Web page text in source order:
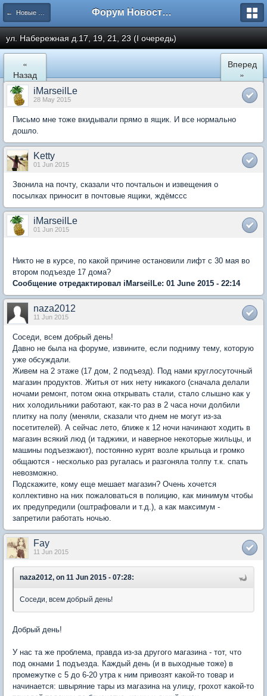
← Новые Водники Форум Новостройки
ул. Набережная д.17, 19, 21, 23 (I очередь)
«
Назад
Вперед
»
iMarseilLe
28 May 2015
Письмо мне тоже вкидывали прямо в ящик. И все нормально
дошло.
Ketty
01 Jun 2015
Звонила на почту, сказали что почтальон и извещения о
посылках приносит в почтовые ящики, ждёмссс
iMarseilLe
01 Jun 2015
Никто не в курсе, по какой причине остановили лифт с 30 мая во
втором подъезде 17 дома?
Сообщение отредактировал iMarseilLe: 01 June 2015 - 22:14
naza2012
11 Jun 2015
Соседи, всем добрый день!
Давно не была на форуме, извините, если подниму тему, которую
уже обсуждали.
Живем на 2 этаже (17 дом, 2 подъезд). Под нами круглосуточный
магазин продуктов. Житья от них нету никакого (сначала делали
ночами ремонт, потом окна открывать стали, стало слышно как у
них холодильники работают, как-то раз в 2 часа ночи долбили
плитку на полу (меняли, сказали что днем не могут из-за
посетителей). А сейчас лето, ближе к 12 ночи начинают ходить в
магазин всякий люд (и таджики, и наверное некоторые жильцы, и
машины подъезжают), постоянно курят возле крыльца и громко
общаются - несколько раз ругалась и разгоняла толпу т.к. спать
невозможно.
Подскажите, кому еще мешает магазин? Очень хочется
коллективно на них пожаловаться в полицию, как минимум чтобы
их предупредили (оштрафовали и т.д.), а как максимум -
запретили работать ночью.
Fay
11 Jun 2015
naza2012, on 11 Jun 2015 - 07:28:
Соседи, всем добрый день!
Добрый день!
У нас та же проблема, правда из-за другого магазина - тот, что
под окнами 1 подъезда. Каждый день (и в выходные тоже) в
промежутке с 5 до 6-20 утра к ним привозят какой-то товар и
начинается: швыряние тары из магазина на улицу, грохот какой-то